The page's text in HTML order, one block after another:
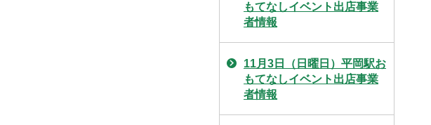
もてなしイベント出店事業
者情報
11月3日（日曜日）平岡駅お
もてなしイベント出店事業
者情報